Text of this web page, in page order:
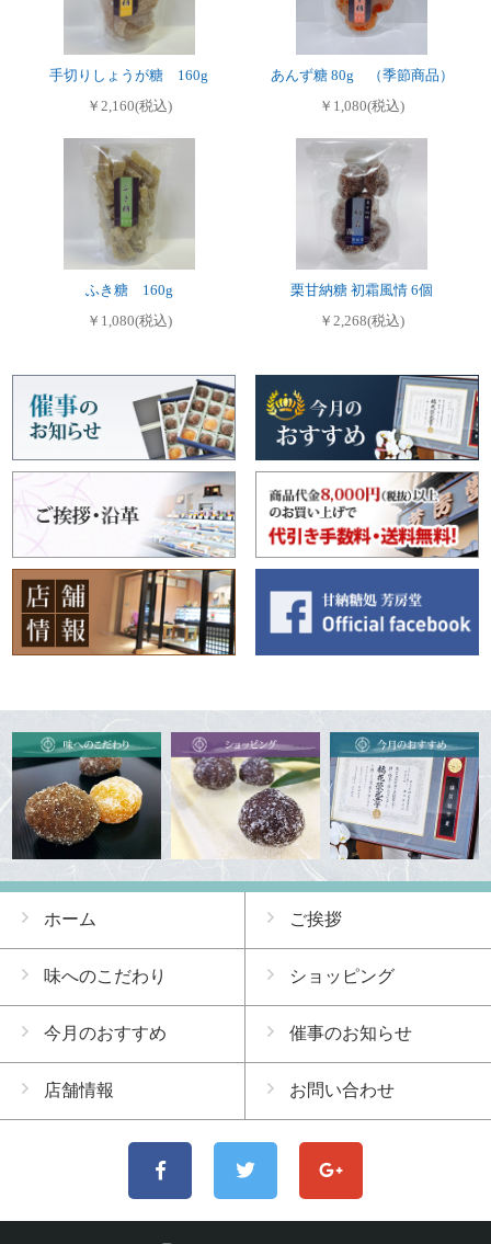
手切りしょうが糖 160g
￥2,160(税込)
あんず糖 80g （季節商品）
￥1,080(税込)
ふき糖 160g
￥1,080(税込)
栗甘納糖 初霜風情 6個
￥2,268(税込)
ホーム ご挨拶
味へのこだわり ショッピング
今月のおすすめ 催事のお知らせ
店舗情報 お問い合わせ